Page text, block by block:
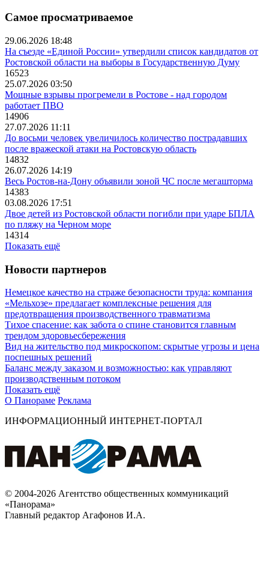
Самое просматриваемое
29.06.2026 18:48
На съезде «Единой России» утвердили список кандидатов от
Ростовской области на выборы в Государственную Думу
16523
25.07.2026 03:50
Мощные взрывы прогремели в Ростове - над городом
работает ПВО
14906
27.07.2026 11:11
До восьми человек увеличилось количество пострадавших
после вражеской атаки на Ростовскую область
14832
26.07.2026 14:19
Весь Ростов-на-Дону объявили зоной ЧС после мегашторма
14383
03.08.2026 17:51
Двое детей из Ростовской области погибли при ударе БПЛА
по пляжу на Черном море
14314
Показать ещё
Новости партнеров
Немецкое качество на страже безопасности труда: компания
«Мельхозе» предлагает комплексные решения для
предотвращения производственного травматизма
Тихое спасение: как забота о спине становится главным
трендом здоровьесбережения
Вид на жительство под микроскопом: скрытые угрозы и цена
поспешных решений
Баланс между заказом и возможностью: как управляют
производственным потоком
Показать ещё
О Панораме Реклама
ИНФОРМАЦИОННЫЙ ИНТЕРНЕТ-ПОРТАЛ
© 2004-2026 Агентство общественных коммуникаций
«Панорама»
Главный редактор Агафонов И.А.